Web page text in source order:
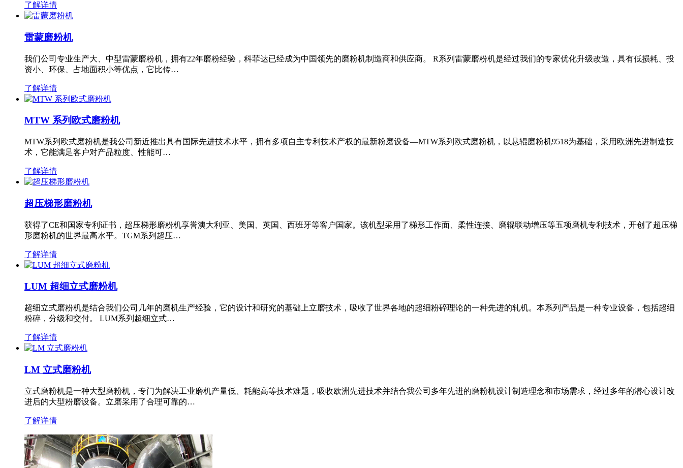
了解详情
雷蒙磨粉机
我们公司专业生产大、中型雷蒙磨粉机，拥有22年磨粉经验，科菲达已经成为中国领先的磨粉机制造商和供应商。 R系列雷蒙磨粉机是经过我们的专家优化升级改造，具有低损耗、投
资小、环保、占地面积小等优点，它比传…
了解详情
MTW 系列欧式磨粉机
MTW系列欧式磨粉机是我公司新近推出具有国际先进技术水平，拥有多项自主专利技术产权的最新粉磨设备—MTW系列欧式磨粉机，以悬辊磨粉机9518为基础，采用欧洲先进制造技
术，它能满足客户对产品粒度、性能可…
了解详情
超压梯形磨粉机
获得了CE和国家专利证书，超压梯形磨粉机享誉澳大利亚、美国、英国、西班牙等客户国家。该机型采用了梯形工作面、柔性连接、磨辊联动增压等五项磨机专利技术，开创了超压梯
形磨粉机的世界最高水平。TGM系列超压…
了解详情
LUM 超细立式磨粉机
超细立式磨粉机是结合我们公司几年的磨机生产经验，它的设计和研究的基础上立磨技术，吸收了世界各地的超细粉碎理论的一种先进的轧机。本系列产品是一种专业设备，包括超细
粉碎，分级和交付。 LUM系列超细立式…
了解详情
LM 立式磨粉机
立式磨粉机是一种大型磨粉机，专门为解决工业磨机产量低、耗能高等技术难题，吸收欧洲先进技术并结合我公司多年先进的磨粉机设计制造理念和市场需求，经过多年的潜心设计改
进后的大型粉磨设备。立磨采用了合理可靠的…
了解详情